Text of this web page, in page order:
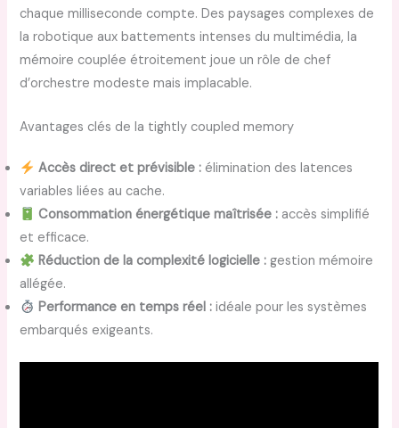
chaque milliseconde compte. Des paysages complexes de
la robotique aux battements intenses du multimédia, la
mémoire couplée étroitement joue un rôle de chef
d’orchestre modeste mais implacable.
Avantages clés de la tightly coupled memory
Accès direct et prévisible : élimination des latences
variables liées au cache.
Consommation énergétique maîtrisée : accès simplifié
et efficace.
Réduction de la complexité logicielle : gestion mémoire
allégée.
Performance en temps réel : idéale pour les systèmes
embarqués exigeants.